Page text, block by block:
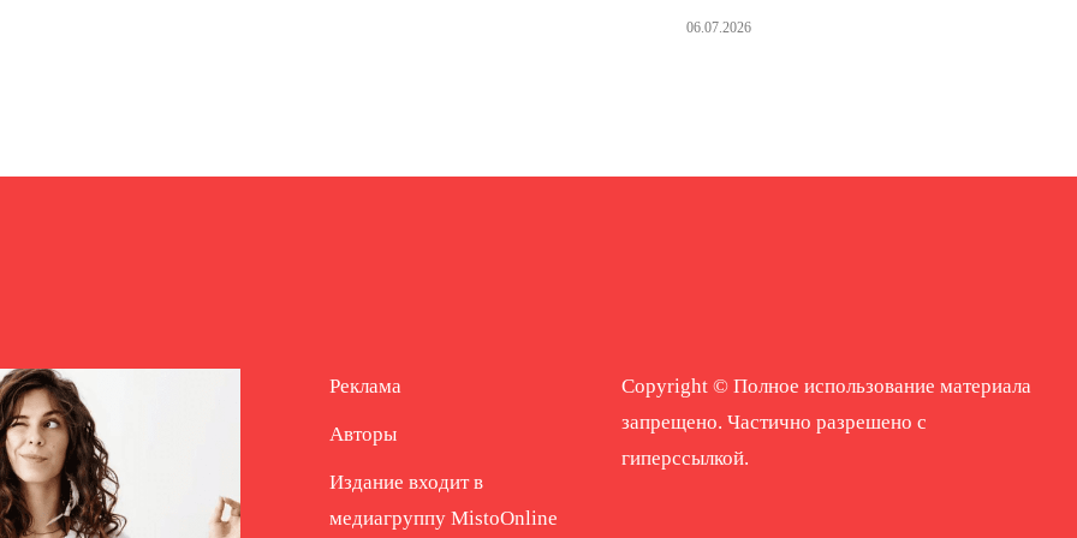
06.07.2026
Реклама
Авторы
Издание входит в
медиагруппу MistoOnline
Copyright © Полное использование материала
запрещено. Частично разрешено с
гиперссылкой.